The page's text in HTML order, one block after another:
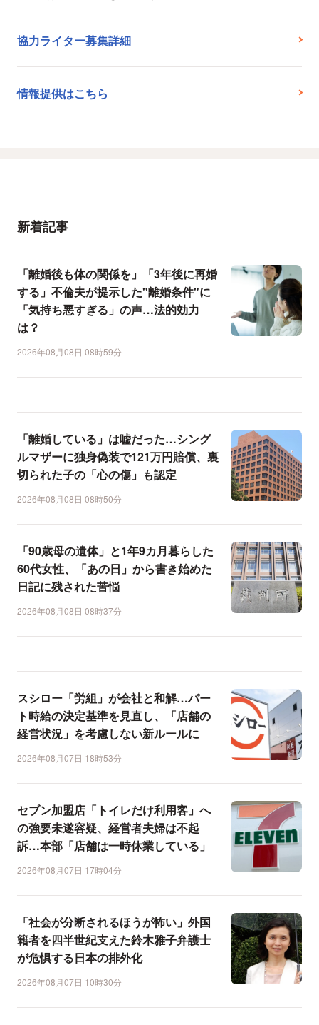
協力ライター募集詳細
情報提供はこちら
新着記事
「離婚後も体の関係を」「3年後に再婚
する」不倫夫が提示した"離婚条件"に
「気持ち悪すぎる」の声…法的効力
は？
2026年08月08日 08時59分
「離婚している」は嘘だった…シング
ルマザーに独身偽装で121万円賠償、裏
切られた子の「心の傷」も認定
2026年08月08日 08時50分
「90歳母の遺体」と1年9カ月暮らした
60代女性、「あの日」から書き始めた
日記に残された苦悩
2026年08月08日 08時37分
スシロー「労組」が会社と和解…パー
ト時給の決定基準を見直し、「店舗の
経営状況」を考慮しない新ルールに
2026年08月07日 18時53分
セブン加盟店「トイレだけ利用客」へ
の強要未遂容疑、経営者夫婦は不起
訴…本部「店舗は一時休業している」
2026年08月07日 17時04分
「社会が分断されるほうが怖い」外国
籍者を四半世紀支えた鈴木雅子弁護士
が危惧する日本の排外化
2026年08月07日 10時30分